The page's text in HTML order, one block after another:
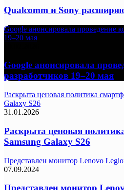
Qualcomm и Sony
Google анонсировала проведение
19–20 мая
Google анонсировала
разработчиков 19–20 мая
Раскрыта ценовая политика
Galaxy S26
31.01.2026
Раскрыта ценовая
Samsung Galaxy S26
Представлен монитор Lenovo
07.09.2024
Представлен монитор